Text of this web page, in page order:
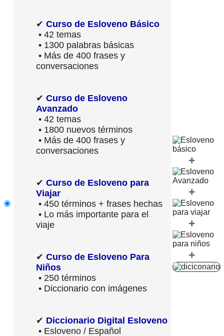
✔ Curso de Esloveno Básico
• 42 temas
• 1300 palabras básicas
• Más de 400 frases y
conversaciones
✔ Curso de Esloveno
Avanzado
• 42 temas
• 1800 nuevos términos
• Más de 400 frases y
conversaciones
✔ Curso de Esloveno para
Viajar
• 450 términos + frases hechas
• Lo más importante para el
viaje
✔ Curso de Esloveno Para
Niños
• 250 términos
• Diccionario con imágenes
✔ Diccionario Digital Esloveno
• Esloveno / Español
+
+
+
+